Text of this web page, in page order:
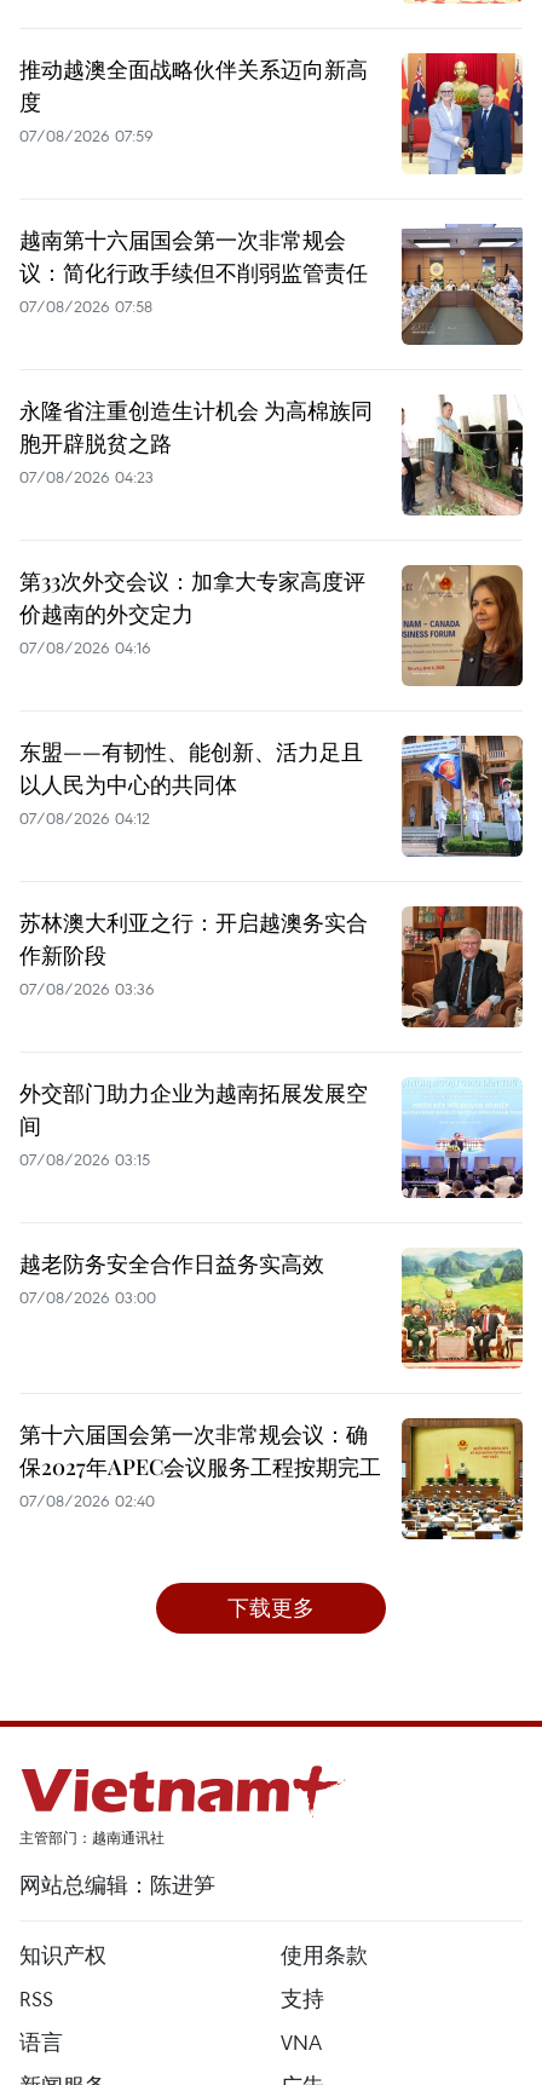
推动越澳全面战略伙伴关系迈向新高
度
07/08/2026 07:59
越南第十六届国会第一次非常规会
议：简化行政手续但不削弱监管责任
07/08/2026 07:58
永隆省注重创造生计机会 为高棉族同
胞开辟脱贫之路
07/08/2026 04:23
第33次外交会议：加拿大专家高度评
价越南的外交定力
07/08/2026 04:16
东盟——有韧性、能创新、活力足且
以人民为中心的共同体
07/08/2026 04:12
苏林澳大利亚之行：开启越澳务实合
作新阶段
07/08/2026 03:36
外交部门助力企业为越南拓展发展空
间
07/08/2026 03:15
越老防务安全合作日益务实高效
07/08/2026 03:00
第十六届国会第一次非常规会议：确
保2027年APEC会议服务工程按期完工
07/08/2026 02:40
下载更多
主管部门：越南通讯社
网站总编辑：陈进笋
知识产权
使用条款
RSS
支持
语言
VNA